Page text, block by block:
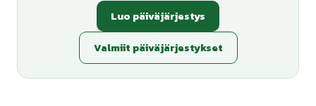
Luo päiväjärjestys
Valmiit päiväjärjestykset